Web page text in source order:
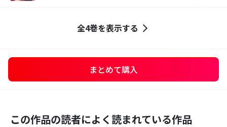
全4巻を表示する
まとめて購入
この作品の読者によく読まれている作品